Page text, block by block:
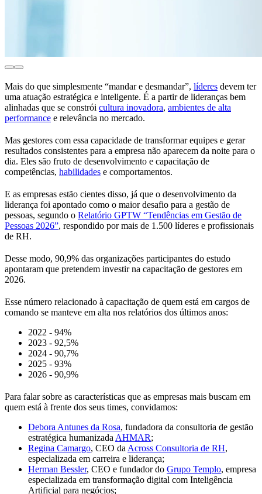
Mais do que simplesmente “mandar e desmandar”, líderes devem ter
uma atuação estratégica e inteligente. É a partir de lideranças bem
alinhadas que se constrói cultura inovadora, ambientes de alta
performance e relevância no mercado.
Mas gestores com essa capacidade de transformar equipes e gerar
resultados consistentes para a empresa não aparecem da noite para o
dia. Eles são fruto de desenvolvimento e capacitação de
competências, habilidades e comportamentos.
E as empresas estão cientes disso, já que o desenvolvimento da
liderança foi apontado como o maior desafio para a gestão de
pessoas, segundo o Relatório GPTW “Tendências em Gestão de
Pessoas 2026”, respondido por mais de 1.500 líderes e profissionais
de RH.
Desse modo, 90,9% das organizações participantes do estudo
apontaram que pretendem investir na capacitação de gestores em
2026.
Esse número relacionado à capacitação de quem está em cargos de
comando se manteve em alta nos relatórios dos últimos anos:
2022 - 94%
2023 - 92,5%
2024 - 90,7%
2025 - 93%
2026 - 90,9%
Para falar sobre as características que as empresas mais buscam em
quem está à frente dos seus times, convidamos:
Debora Antunes da Rosa, fundadora da consultoria de gestão
estratégica humanizada AHMAR;
Regina Camargo, CEO da Across Consultoria de RH,
especializada em carreira e liderança;
Herman Bessler, CEO e fundador do Grupo Templo, empresa
especializada em transformação digital com Inteligência
Artificial para negócios;